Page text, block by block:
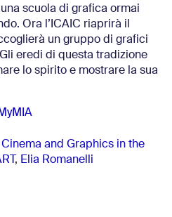
scuola di grafica ormai
Ora l’ICAIC riaprirà il
un gruppo di grafici
eredi di questa tradizione
lo spirito e mostrare la sua
MyMIA
and Graphics in the
, Elia Romanelli